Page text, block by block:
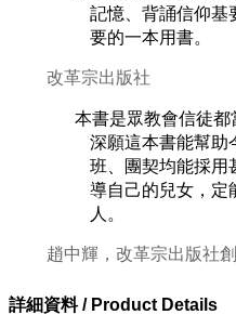
記憶、背誦信仰基
要的一本用書。
改革宗出版社
本書是眾教會信徒都
深願這本書能幫助
班、團契均能採用
導自己的兒女，定
人。
趙中輝，改革宗出版社
詳細資料 / Product Details